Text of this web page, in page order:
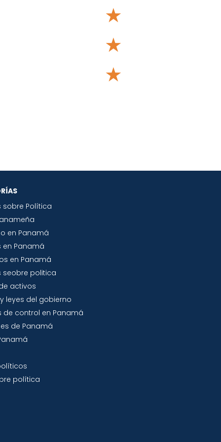
★
★
★
sobre Política
en Panamá
en Panamá
en Panamá
seobre politica
activos
leyes del gobierno
de control en Panamá
de Panamá
política